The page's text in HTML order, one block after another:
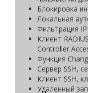
Блокировка
Локальная
Фильтрация
Клиент
Controller
Функция
Сервер SSH,
Клиент SSH,
Удаленный